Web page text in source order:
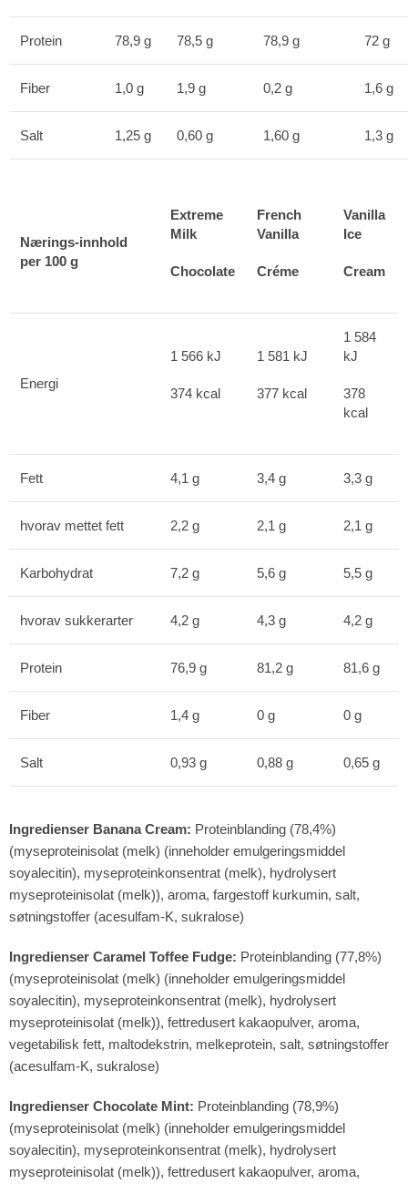
Protein 78,9 g 78,5 g 78,9 g 72 g
Fiber 1,0 g 1,9 g 0,2 g 1,6 g
Salt 1,25 g 0,60 g 1,60 g 1,3 g
Nærings-innhold
per 100 g
Extreme
Milk
Chocolate
French
Vanilla
Créme
Vanilla
Ice
Cream
Energi
1 566 kJ
374 kcal
1 581 kJ
377 kcal
1 584
kJ
378
kcal
Fett 4,1 g 3,4 g 3,3 g
hvorav mettet fett 2,2 g 2,1 g 2,1 g
Karbohydrat 7,2 g 5,6 g 5,5 g
hvorav sukkerarter 4,2 g 4,3 g 4,2 g
Protein 76,9 g 81,2 g 81,6 g
Fiber 1,4 g 0 g 0 g
Salt 0,93 g 0,88 g 0,65 g
Ingredienser Banana Cream: Proteinblanding (78,4%)
(myseproteinisolat (melk) (inneholder emulgeringsmiddel
soyalecitin), myseproteinkonsentrat (melk), hydrolysert
myseproteinisolat (melk)), aroma, fargestoff kurkumin, salt,
søtningstoffer (acesulfam-K, sukralose)
Ingredienser Caramel Toffee Fudge: Proteinblanding (77,8%)
(myseproteinisolat (melk) (inneholder emulgeringsmiddel
soyalecitin), myseproteinkonsentrat (melk), hydrolysert
myseproteinisolat (melk)), fettredusert kakaopulver, aroma,
vegetabilisk fett, maltodekstrin, melkeprotein, salt, søtningstoffer
(acesulfam-K, sukralose)
Ingredienser Chocolate Mint: Proteinblanding (78,9%)
(myseproteinisolat (melk) (inneholder emulgeringsmiddel
soyalecitin), myseproteinkonsentrat (melk), hydrolysert
myseproteinisolat (melk)), fettredusert kakaopulver, aroma,